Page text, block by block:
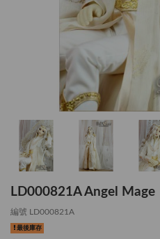
LD000821A Angel Mage
編號 LD000821A
最後庫存